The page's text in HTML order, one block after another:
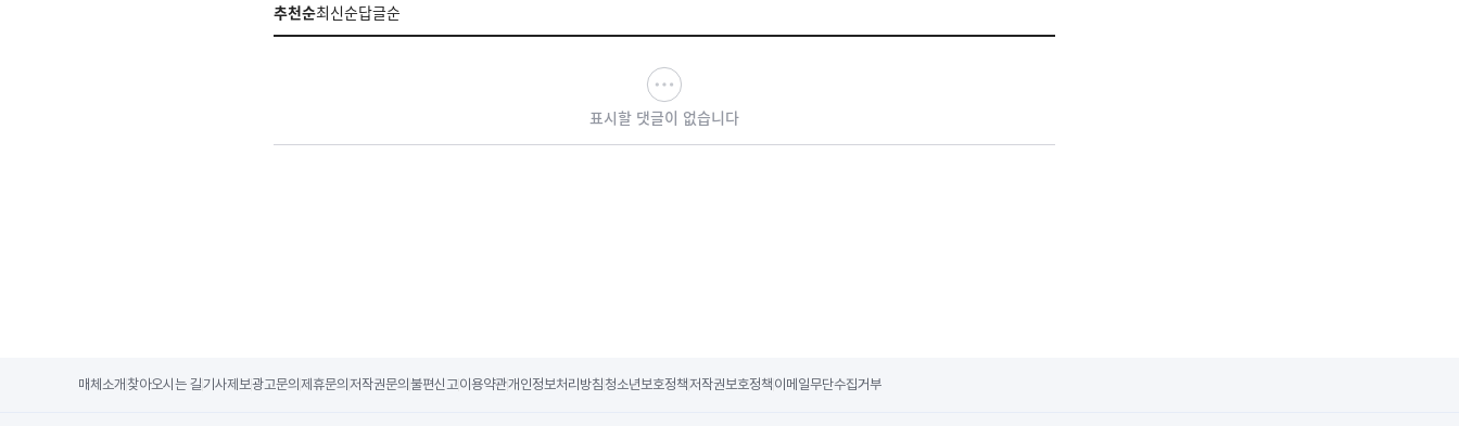
추천순최신순답글순
표시할 댓글이 없습니다
매체소개 찾아오시는 길기사제보광고문의 제휴문의 저작권문의 불편신고이용약관개인정보처리방침 청소년보호정책저작권보호정책 이메일무단수집거부